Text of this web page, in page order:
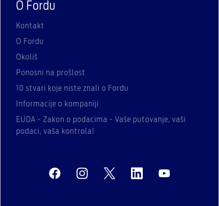
O Fordu
Kontakt
O Fordu
Okoliš
Ponosni na prošlost
10 stvari koje niste znali o Fordu
Informacije o kompaniji
EUDA - Zakon o podacima - Vaše putovanje, vaši
podaci, vaša kontrola!